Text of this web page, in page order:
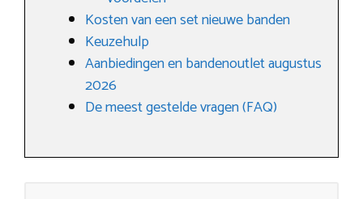
Kosten van een set nieuwe banden
Keuzehulp
Aanbiedingen en bandenoutlet augustus
2026
De meest gestelde vragen (FAQ)